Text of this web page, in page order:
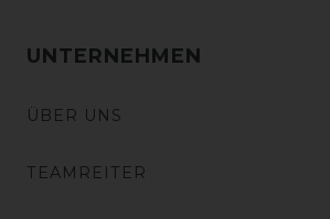
UNTERNEHMEN
ÜBER UNS
TEAMREITER